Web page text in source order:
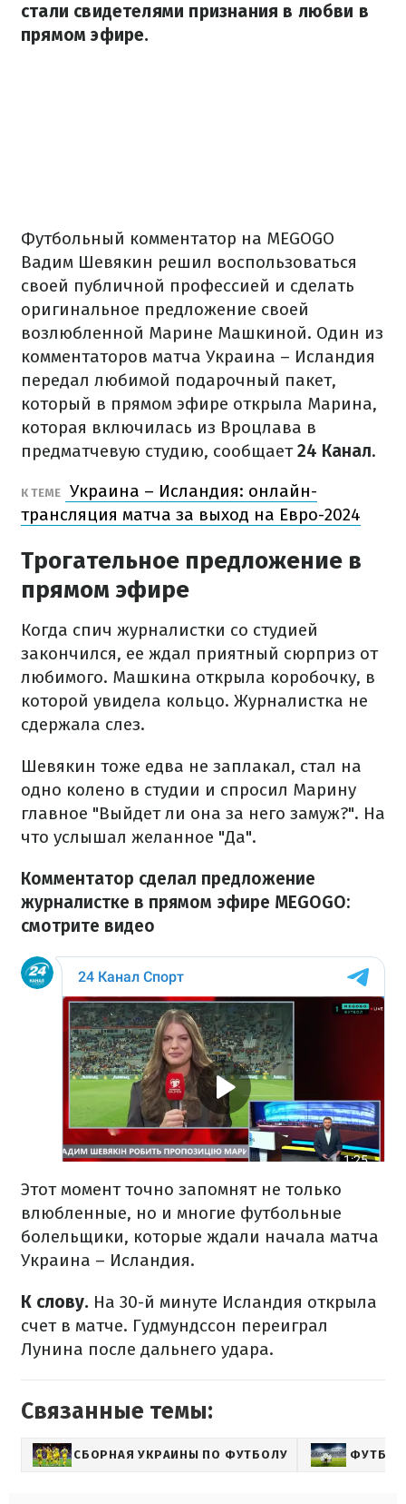
стали свидетелями признания в любви в
прямом эфире.
Футбольный комментатор на MEGOGO
Вадим Шевякин решил воспользоваться
своей публичной профессией и сделать
оригинальное предложение своей
возлюбленной Марине Машкиной. Один из
комментаторов матча Украина – Исландия
передал любимой подарочный пакет,
который в прямом эфире открыла Марина,
которая включилась из Вроцлава в
предматчевую студию, сообщает24 Канал.
К ТЕМЕ
Украина – Исландия: онлайн-
трансляция матча за выход на Евро-2024
Трогательное предложение в
прямом эфире
Когда спич журналистки со студией
закончился, ее ждал приятный сюрприз от
любимого. Машкина открыла коробочку, в
которой увидела кольцо. Журналистка не
сдержала слез.
Шевякин тоже едва не заплакал, стал на
одно колено в студии и спросил Марину
главное "Выйдет ли она за него замуж?". На
что услышал желанное "Да".
Комментатор сделал предложение
журналистке в прямом эфире MEGOGO:
смотрите видео
Этот момент точно запомнят не только
влюбленные, но и многие футбольные
болельщики, которые ждали начала матча
Украина – Исландия.
К слову. На 30-й минуте Исландия открыла
счет в матче. Гудмундссон переиграл
Лунина после дальнего удара.
Связанные темы:
СБОРНАЯ УКРАИНЫ ПО ФУТБОЛУ ФУТБОЛ